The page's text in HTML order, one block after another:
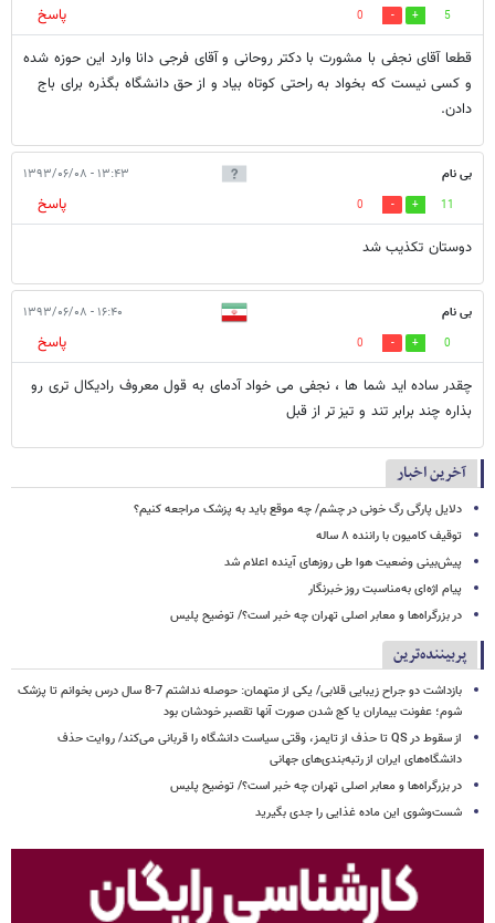
5
0
پاسخ
قطعا آقای نجفی با مشورت با دکتر روحانی و آقای فرجی دانا وارد این حوزه شده
و کسی نیست که بخواد به راحتی کوتاه بیاد و از حق دانشگاه بگذره برای باج
دادن.
بی نام ۱۳:۴۳ - ۱۳۹۳/۰۶/۰۸
11
0
پاسخ
دوستان تكذيب شد
بی نام ۱۶:۴۰ - ۱۳۹۳/۰۶/۰۸
0
0
پاسخ
چقدر ساده اید شما ها ، نجفی می خواد آدمای به قول معروف رادیکال تری رو
بذاره چند برابر تند و تیز تر از قبل
آخرین اخبار
دلایل پارگی رگ خونی در چشم/ چه موقع باید به پزشک مراجعه کنیم؟
توقیف کامیون با راننده ۸ ساله
پیش‌بینی وضعیت هوا طی روزهای آینده اعلام شد
پیام اژه‌ای به‌مناسبت روز خبرنگار
در بزرگراه‌ها و معابر اصلی تهران چه خبر است؟/ توضیح پلیس
پربیننده‌ترین
بازداشت دو جراح زیبایی قلابی/ یکی از متهمان: حوصله نداشتم 7-8 سال درس بخوانم تا پزشک
شوم؛ عفونت بیماران یا کج شدن صورت آنها تقصبر خودشان بود
از سقوط در QS تا حذف از تایمز، وقتی سیاست دانشگاه را قربانی می‌کند/ روایت حذف
دانشگاه‌های ایران از رتبه‌بندی‌های جهانی
در بزرگراه‌ها و معابر اصلی تهران چه خبر است؟/ توضیح پلیس
شست‌وشوی این ماده غذایی را جدی بگیرید